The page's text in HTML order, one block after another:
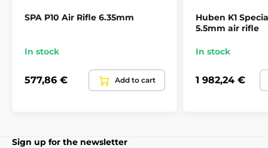
pressure
200 BAR
Weapon category
SPA P10 Air Rifle 6.35mm
In stock
577,86 € Add to cart
Huben K1
5.5mm air rifle
In stock
1 982,24 €
Sign up for the newsletter